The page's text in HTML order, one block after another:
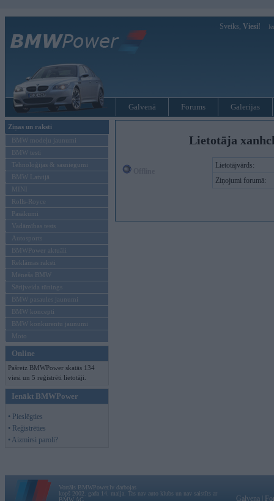
Sveiks, Viesi!
Galvenā Forums Galerijas
Ziņas un raksti
BMW modeļu jaunumi
BMW testi
Tehnoloģijas & sasniegumi
BMW Latvijā
MINI
Rolls-Royce
Pasākumi
Vadāmības tests
Autosports
BMWPower aktuāli
Reklāmas raksti
Mēneša BMW
Sērijveida tūnings
BMW pasaules jaunumi
BMW koncepti
BMW konkurentu jaunumi
Moto
Online
Pašreiz BMWPower skatās 134
viesi un 5 reģistrēti lietotāji.
Ienākt BMWPower
• Pieslēgties
• Reģistrēties
• Aizmirsi paroli?
Lietotāja
Lietotājvārds:
Ziņojumi forumā:
Vortāls BMWPower.lv darbojas
kopš 2002. gada 14. maija. Tas nav auto klubs un nav saistīts ar
BMW AG.
Galvena